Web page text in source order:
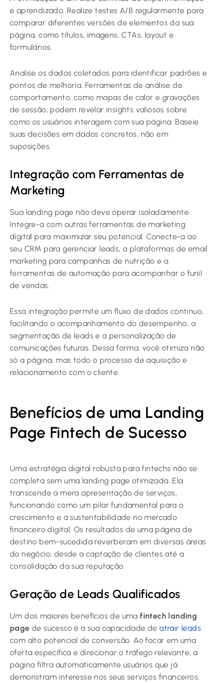
e aprendizado. Realize testes A/B regularmente para
comparar diferentes versões de elementos da sua
página, como títulos, imagens, CTAs, layout e
formulários.
Analise os dados coletados para identificar padrões e
pontos de melhoria. Ferramentas de análise de
comportamento, como mapas de calor e gravações
de sessão, podem revelar insights valiosos sobre
como os usuários interagem com sua página. Baseie
suas decisões em dados concretos, não em
suposições.
Integração com Ferramentas de
Marketing
Sua landing page não deve operar isoladamente.
Integre-a com outras ferramentas de marketing
digital para maximizar seu potencial. Conecte-a ao
seu CRM para gerenciar leads, a plataformas de email
marketing para campanhas de nutrição e a
ferramentas de automação para acompanhar o funil
de vendas.
Essa integração permite um fluxo de dados contínuo,
facilitando o acompanhamento do desempenho, a
segmentação de leads e a personalização de
comunicações futuras. Dessa forma, você otimiza não
só a página, mas todo o processo de aquisição e
relacionamento com o cliente.
Benefícios de uma Landing
Page Fintech de Sucesso
Uma estratégia digital robusta para fintechs não se
completa sem uma landing page otimizada. Ela
transcende a mera apresentação de serviços,
funcionando como um pilar fundamental para o
crescimento e a sustentabilidade no mercado
financeiro digital. Os resultados de uma página de
destino bem-sucedida reverberam em diversas áreas
do negócio, desde a captação de clientes até a
consolidação da sua reputação.
Geração de Leads Qualificados
Um dos maiores benefícios de umafintech landing
page de sucesso é a sua capacidade deatrair leads
com alto potencial de conversão. Ao focar em uma
oferta específica e direcionar o tráfego relevante, a
página filtra automaticamente usuários que já
demonstram interesse nos seus serviços financeiros.